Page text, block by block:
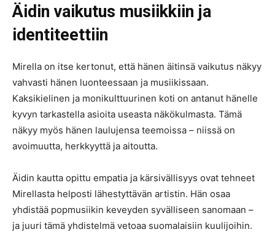
Äidin vaikutus musiikkiin ja
identiteettiin
Mirella on itse kertonut, että hänen äitinsä vaikutus näkyy
vahvasti hänen luonteessaan ja musiikissaan.
Kaksikielinen ja monikulttuurinen koti on antanut hänelle
kyvyn tarkastella asioita useasta näkökulmasta. Tämä
näkyy myös hänen laulujensa teemoissa – niissä on
avoimuutta, herkkyyttä ja aitoutta.
Äidin kautta opittu empatia ja kärsivällisyys ovat tehneet
Mirellasta helposti lähestyttävän artistin. Hän osaa
yhdistää popmusiikin keveyden syvälliseen sanomaan –
ja juuri tämä yhdistelmä vetoaa suomalaisiin kuulijoihin.